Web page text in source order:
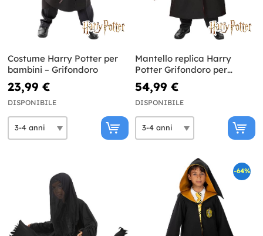
Costume Harry Potter per
bambini – Grifondoro
23,99 €
DISPONIBILE
Mantello replica Harry
Potter Grifondoro per
bambini - Diamond Edition
54,99 €
DISPONIBILE
-64%